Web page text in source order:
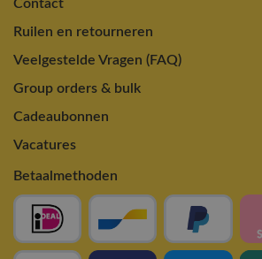
Contact
Ruilen en retourneren
Veelgestelde Vragen (FAQ)
Group orders & bulk
Cadeaubonnen
Vacatures
Betaalmethoden